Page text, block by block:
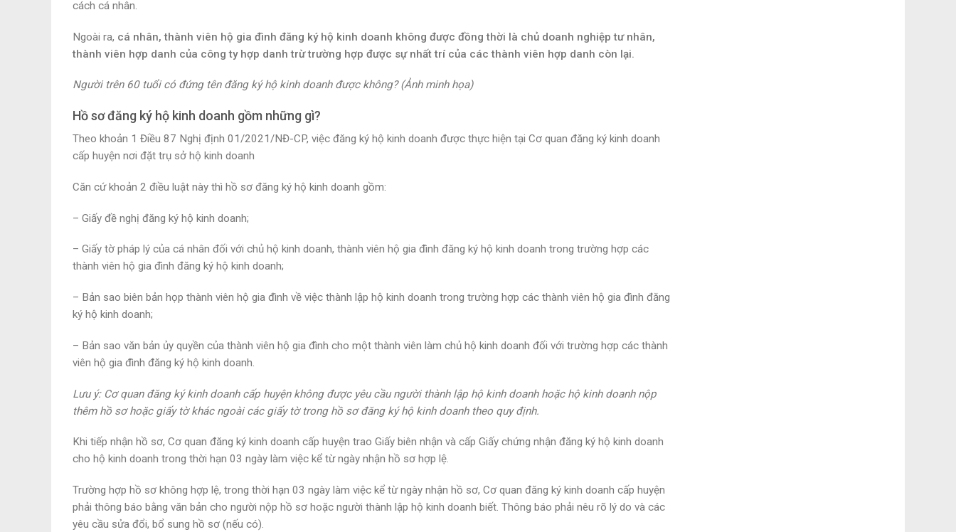
cách cá nhân.
Ngoài ra, cá nhân, thành viên hộ gia đình đăng ký hộ kinh doanh không được đồng thời là chủ doanh nghiệp tư nhân,
thành viên hợp danh của công ty hợp danh trừ trường hợp được sự nhất trí của các thành viên hợp danh còn lại.
Người trên 60 tuổi có đứng tên đăng ký hộ kinh doanh được không? (Ảnh minh họa)
Hồ sơ đăng ký hộ kinh doanh gồm những gì?
Theo khoản 1 Điều 87 Nghị định 01/2021/NĐ-CP, việc đăng ký hộ kinh doanh được thực hiện tại Cơ quan đăng ký kinh doanh
cấp huyện nơi đặt trụ sở hộ kinh doanh
Căn cứ khoản 2 điều luật này thì hồ sơ đăng ký hộ kinh doanh gồm:
– Giấy đề nghị đăng ký hộ kinh doanh;
– Giấy tờ pháp lý của cá nhân đối với chủ hộ kinh doanh, thành viên hộ gia đình đăng ký hộ kinh doanh trong trường hợp các
thành viên hộ gia đình đăng ký hộ kinh doanh;
– Bản sao biên bản họp thành viên hộ gia đình về việc thành lập hộ kinh doanh trong trường hợp các thành viên hộ gia đình đăng
ký hộ kinh doanh;
– Bản sao văn bản ủy quyền của thành viên hộ gia đình cho một thành viên làm chủ hộ kinh doanh đối với trường hợp các thành
viên hộ gia đình đăng ký hộ kinh doanh.
Lưu ý: Cơ quan đăng ký kinh doanh cấp huyện không được yêu cầu người thành lập hộ kinh doanh hoặc hộ kinh doanh nộp
thêm hồ sơ hoặc giấy tờ khác ngoài các giấy tờ trong hồ sơ đăng ký hộ kinh doanh theo quy định.
Khi tiếp nhận hồ sơ, Cơ quan đăng ký kinh doanh cấp huyện trao Giấy biên nhận và cấp Giấy chứng nhận đăng ký hộ kinh doanh
cho hộ kinh doanh trong thời hạn 03 ngày làm việc kể từ ngày nhận hồ sơ hợp lệ.
Trường hợp hồ sơ không hợp lệ, trong thời hạn 03 ngày làm việc kể từ ngày nhận hồ sơ, Cơ quan đăng ký kinh doanh cấp huyện
phải thông báo bằng văn bản cho người nộp hồ sơ hoặc người thành lập hộ kinh doanh biết. Thông báo phải nêu rõ lý do và các
yêu cầu sửa đổi, bổ sung hồ sơ (nếu có).